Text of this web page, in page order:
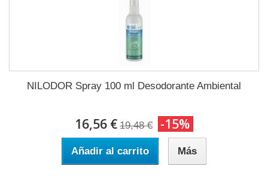
NILODOR Spray 100 ml Desodorante Ambiental
16,56 € 19,48 € -15%
Añadir al carrito Más